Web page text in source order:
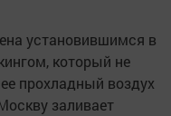
установившимся в
который не
прохладный воздух
заливает